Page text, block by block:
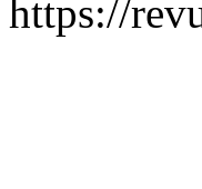
https://